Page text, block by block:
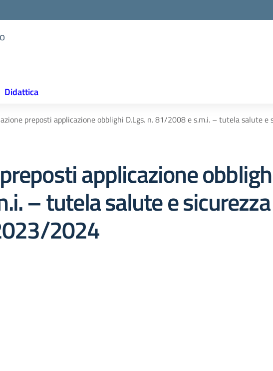
Didattica
preposti applicazione obblighi D.Lgs. n. 81/2008 e s.m.i. – tutela salute
applicazione
– tutela salute e
2024